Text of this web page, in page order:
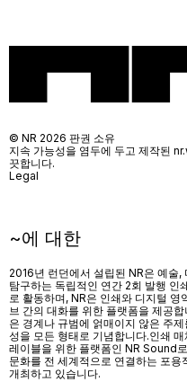
~에 대한
2016년 런던에서 설립된 NR은 예술
탐구하는 독립적인 연간 2회 발행 인
로 활동하며, NR은 인쇄와 디지털
브 간의 대화를 위한 플랫폼을 제공
은 경계나 규범에 얽매이지 않은 주
성을 모든 형태로 기념합니다.인쇄 매
레이블을 위한 플랫폼인 NR Sound
문화를 전 세계적으로 연결하는 포
개최하고 있습니다.
© NR 2026 판권 소유
지속 가능성을 염두에 두고 제작된
끗합니다.
Legal